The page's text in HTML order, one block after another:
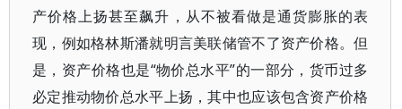
产价格上扬甚至飙升，从不被看做是通货膨胀的表
现，例如格林斯潘就明言美联储管不了资产价格。但
是，资产价格也是“物价总水平”的一部分，货币过多
必定推动物价总水平上扬，其中也应该包含资产价格